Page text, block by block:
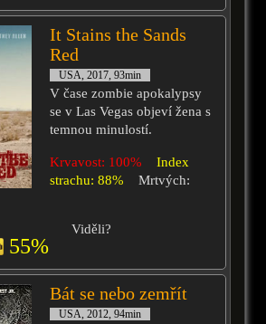
It Stains the Sands
Red
USA, 2017, 93min
V čase zombie apokalypsy
se v Las Vegas objeví žena s
temnou minulostí.
Krvavost: 100%
Index
strachu: 88%
Mrtvých:
55%
Viděli?
Bát se nebo zemřít
USA, 2012, 94min